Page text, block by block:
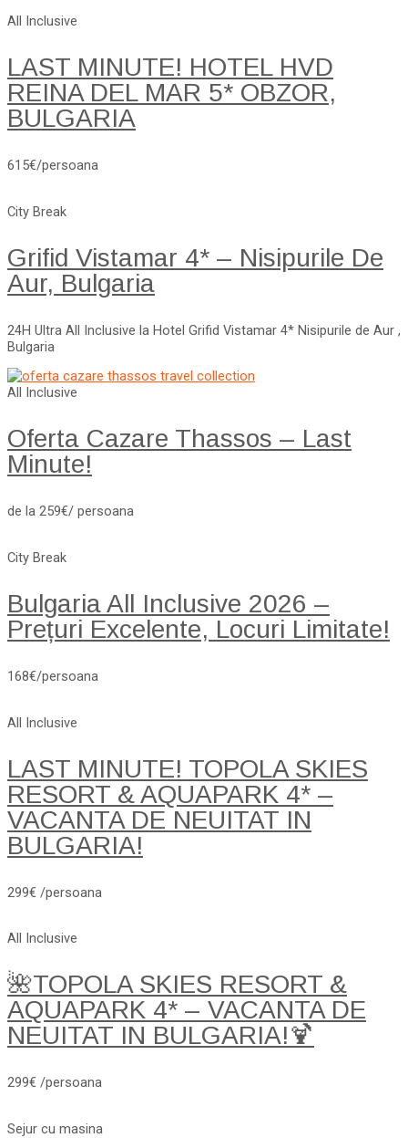
All Inclusive
LAST MINUTE! HOTEL HVD
REINA DEL MAR 5* OBZOR,
BULGARIA
615€/persoana
City Break
Grifid Vistamar 4* – Nisipurile De
Aur, Bulgaria
24H Ultra All Inclusive la Hotel Grifid Vistamar 4* Nisipurile de Aur ,
Bulgaria
All Inclusive
Oferta Cazare Thassos – Last
Minute!
de la 259€/ persoana
City Break
Bulgaria All Inclusive 2026 –
Prețuri Excelente, Locuri Limitate!
168€/persoana
All Inclusive
LAST MINUTE! TOPOLA SKIES
RESORT & AQUAPARK 4* –
VACANTA DE NEUITAT IN
BULGARIA!
299€ /persoana
All Inclusive
🌺TOPOLA SKIES RESORT &
AQUAPARK 4* – VACANTA DE
NEUITAT IN BULGARIA!🍹
299€ /persoana
Sejur cu masina